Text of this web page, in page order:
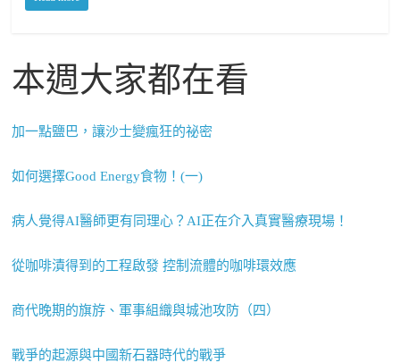
本週大家都在看
加一點鹽巴，讓沙士變瘋狂的祕密
如何選擇Good Energy食物！(一)
病人覺得AI醫師更有同理心？AI正在介入真實醫療現場！
從咖啡漬得到的工程啟發 控制流體的咖啡環效應
商代晚期的旗斿、軍事組織與城池攻防（四）
戰爭的起源與中國新石器時代的戰爭